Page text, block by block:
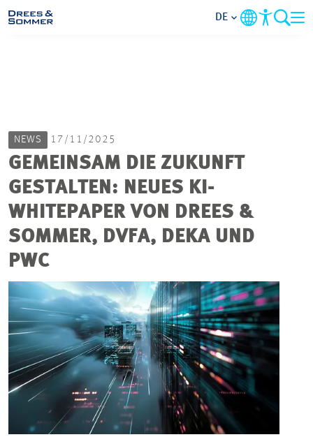
IM FOKUS
KARRIERE
KONTAKT
DE
NEWS 17/11/2025
GEMEINSAM DIE ZUKUNFT
GESTALTEN: NEUES KI-
WHITEPAPER VON DREES &
SOMMER, DVFA, DEKA UND
PWC